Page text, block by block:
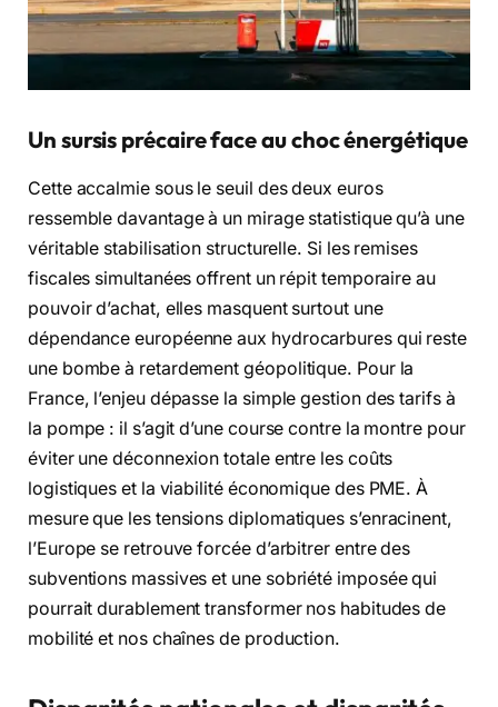
Un sursis précaire face au choc énergétique
Cette accalmie sous le seuil des deux euros
ressemble davantage à un mirage statistique qu’à une
véritable stabilisation structurelle. Si les remises
fiscales simultanées offrent un répit temporaire au
pouvoir d’achat, elles masquent surtout une
dépendance européenne aux hydrocarbures qui reste
une bombe à retardement géopolitique. Pour la
France, l’enjeu dépasse la simple gestion des tarifs à
la pompe : il s’agit d’une course contre la montre pour
éviter une déconnexion totale entre les coûts
logistiques et la viabilité économique des PME. À
mesure que les tensions diplomatiques s’enracinent,
l’Europe se retrouve forcée d’arbitrer entre des
subventions massives et une sobriété imposée qui
pourrait durablement transformer nos habitudes de
mobilité et nos chaînes de production.